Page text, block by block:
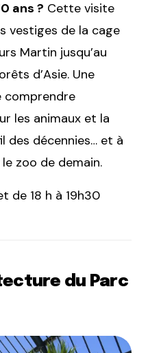
ans ? Cette visite
vestiges de la cage
Martin jusqu’au
d’Asie. Une
comprendre
les animaux et la
des décennies… et à
zoo de demain.
de 18 h à 19h30
du Parc